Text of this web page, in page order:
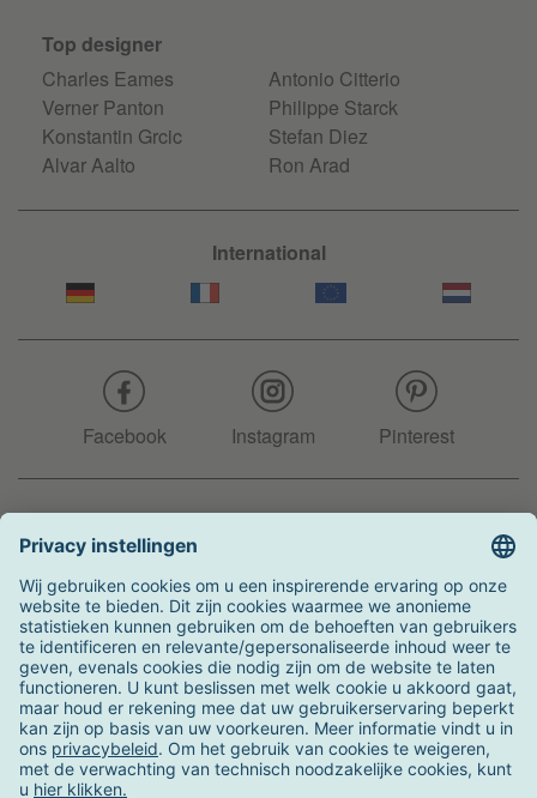
Top designer
Charles Eames
Verner Panton
Konstantin Grcic
Alvar Aalto
Antonio Citterio
Philippe Starck
Stefan Diez
Ron Arad
International
Facebook Instagram Pinterest
+31 204 990 283
Zo kunt u betalen